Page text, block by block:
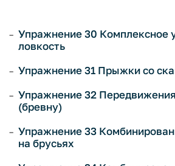
Упражнение 30 Комплексное
ловкость
Упражнение 31 Прыжки со
Упражнение 32
(бревну)
Упражнение 33
на брусьях